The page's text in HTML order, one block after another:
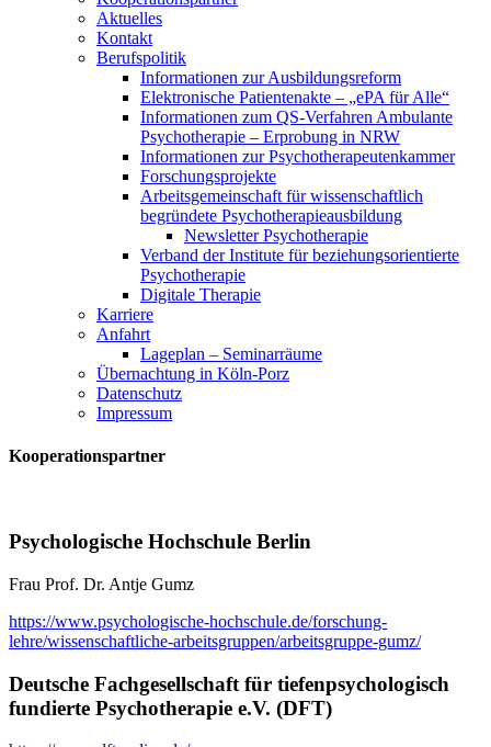
Aktuelles
Kontakt
Berufspolitik
Informationen zur Ausbildungsreform
Elektronische Patientenakte – „ePA für Alle“
Informationen zum QS-Verfahren Ambulante
Psychotherapie – Erprobung in NRW
Informationen zur Psychotherapeutenkammer
Forschungsprojekte
Arbeitsgemeinschaft für wissenschaftlich
begründete Psychotherapieausbildung
Newsletter Psychotherapie
Verband der Institute für beziehungsorientierte
Psychotherapie
Digitale Therapie
Karriere
Anfahrt
Lageplan – Seminarräume
Übernachtung in Köln-Porz
Datenschutz
Impressum
Kooperationspartner
Psychologische Hochschule Berlin
Frau Prof. Dr. Antje Gumz
https://www.psychologische-hochschule.de/forschung-
lehre/wissenschaftliche-arbeitsgruppen/arbeitsgruppe-gumz/
Deutsche Fachgesellschaft für tiefenpsychologisch
fundierte Psychotherapie e.V. (DFT)